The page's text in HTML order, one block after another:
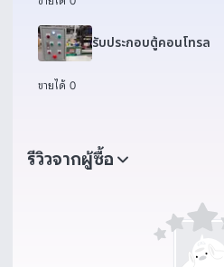
รับประกอบตู้คอนโทรล
ขายได้ 0
รีวิวจากผู้ซื้อ